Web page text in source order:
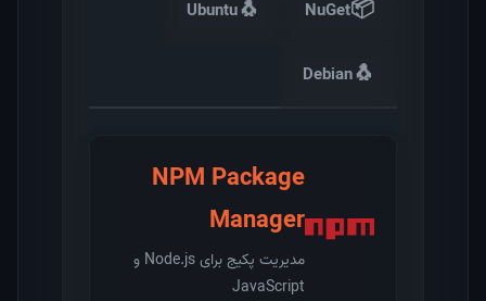
📦
NuGet
🐧
Ubuntu
🐧
Debian
NPM Package
Manager
مدیریت پکیج برای Node.js و
JavaScript